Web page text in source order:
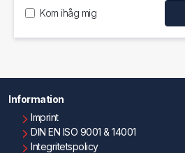
Kom ihåg mig
Information
Imprint
DIN EN ISO 9001 & 14001
Integritetspolicy